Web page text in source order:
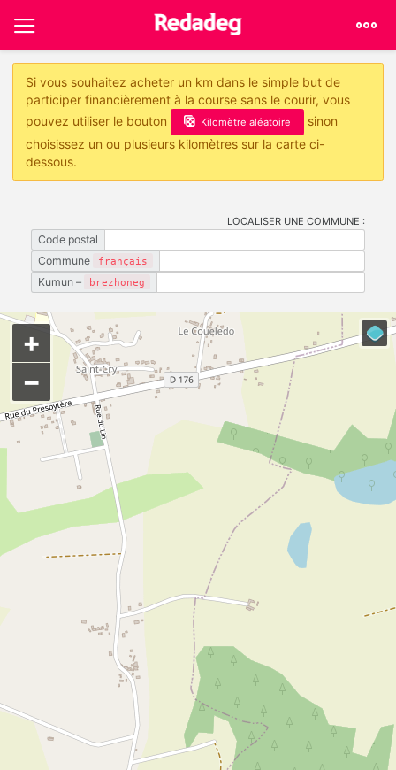
Si vous souhaitez acheter un km dans le simple but de
participer financièrement à la course sans le courir, vous
pouvez utiliser le bouton
Kilomètre aléatoire
sinon
choisissez un ou plusieurs kilomètres sur la carte ci-
dessous.
LOCALISER UNE COMMUNE :
Code postal
Commune
français
Kumun – brezhoneg
+
−